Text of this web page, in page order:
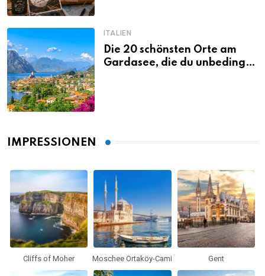
ITALIEN
Die 20 schönsten Orte am
Gardasee, die du unbedingt
IMPRESSIONEN
Cliffs of Moher Moschee Ortaköy-Cami Gent